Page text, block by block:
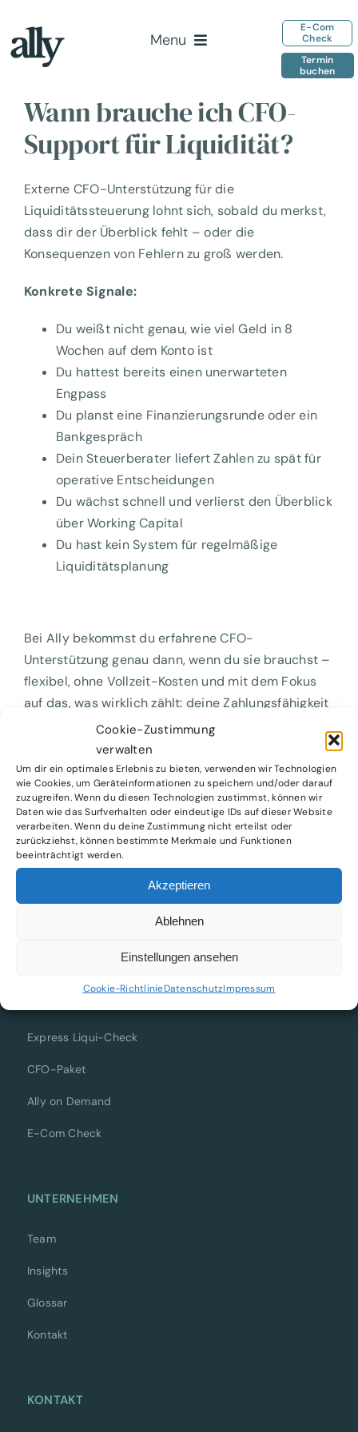
Cookie-Zustimmung
verwalten
Um dir ein optimales Erlebnis zu bieten, verwenden wir Technologien
wie Cookies, um Geräteinformationen zu speichern und/oder darauf
zuzugreifen. Wenn du diesen Technologien zustimmst, können wir
Daten wie das Surfverhalten oder eindeutige IDs auf dieser Website
verarbeiten. Wenn du deine Zustimmung nicht erteilst oder
zurückziehst, können bestimmte Merkmale und Funktionen
beeinträchtigt werden.
Akzeptieren
Ablehnen
Einstellungen ansehen
Cookie-RichtlinieDatenschutzImpressum
Inhalt
springen
Menu
Leistungen
Team
Kontakt
E-Com
Check
Termin
buchen
Wann brauche ich CFO-
Support für Liquidität?
Externe CFO-Unterstützung für die
Liquiditätssteuerung lohnt sich, sobald du merkst,
dass dir der Überblick fehlt – oder die
Konsequenzen von Fehlern zu groß werden.
Konkrete Signale:
Du weißt nicht genau, wie viel Geld in 8
Wochen auf dem Konto ist
Du hattest bereits einen unerwarteten
Engpass
Du planst eine Finanzierungsrunde oder ein
Bankgespräch
Dein Steuerberater liefert Zahlen zu spät für
operative Entscheidungen
Du wächst schnell und verlierst den Überblick
über Working Capital
Du hast kein System für regelmäßige
Liquiditätsplanung
Bei Ally bekommst du erfahrene CFO-
Unterstützung genau dann, wenn du sie brauchst –
flexibel, ohne Vollzeit-Kosten und mit dem Fokus
auf das, was wirklich zählt: deine Zahlungsfähigkeit
und dein Wachstum.
Commerce-Unternehmen im DACH-Raum.
LEISTUNGEN
Express Liqui-Check
CFO-Paket
Ally on Demand
E-Com Check
UNTERNEHMEN
Team
Insights
Glossar
Kontakt
KONTAKT